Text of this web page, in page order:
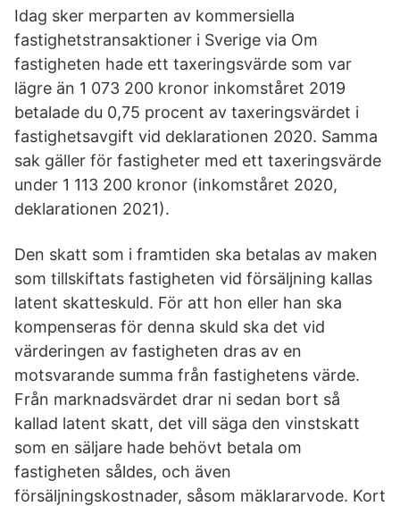
Idag sker merparten av kommersiella
fastighetstransaktioner i Sverige via Om
fastigheten hade ett taxeringsvärde som var
lägre än 1 073 200 kronor inkomståret 2019
betalade du 0,75 procent av taxeringsvärdet i
fastighetsavgift vid deklarationen 2020. Samma
sak gäller för fastigheter med ett taxeringsvärde
under 1 113 200 kronor (inkomståret 2020,
deklarationen 2021).
Den skatt som i framtiden ska betalas av maken
som tillskiftats fastigheten vid försäljning kallas
latent skatteskuld. För att hon eller han ska
kompenseras för denna skuld ska det vid
värderingen av fastigheten dras av en
motsvarande summa från fastighetens värde.
Från marknadsvärdet drar ni sedan bort så
kallad latent skatt, det vill säga den vinstskatt
som en säljare hade behövt betala om
fastigheten såldes, och även
försäljningskostnader, såsom mäklararvode. Kort